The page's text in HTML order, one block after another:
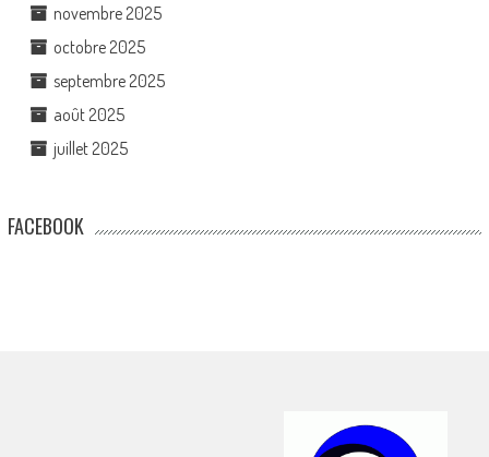
novembre 2025
octobre 2025
septembre 2025
août 2025
juillet 2025
FACEBOOK